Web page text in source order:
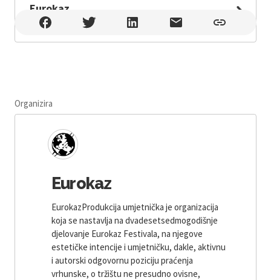
Eurokaz
Eurokaz , Zagreb
Organizira
Eurokaz
EurokazProdukcija umjetnička je organizacija
koja se nastavlja na dvadesetsedmogodišnje
djelovanje Eurokaz Festivala, na njegove
estetičke intencije i umjetničku, dakle, aktivnu
i autorski odgovornu poziciju praćenja
vrhunske, o tržištu ne presudno ovisne,